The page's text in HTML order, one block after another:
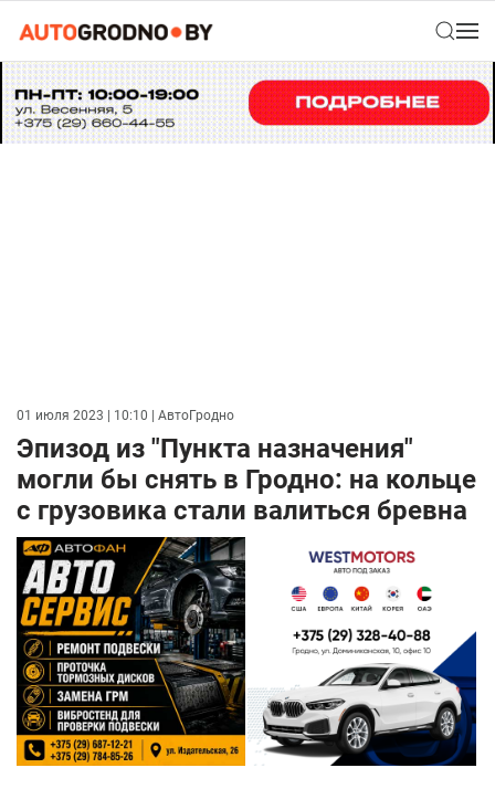
01 июля 2023 | 10:10 | АвтоГродно
Эпизод из "Пункта назначения"
могли бы снять в Гродно: на кольце
с грузовика стали валиться бревна